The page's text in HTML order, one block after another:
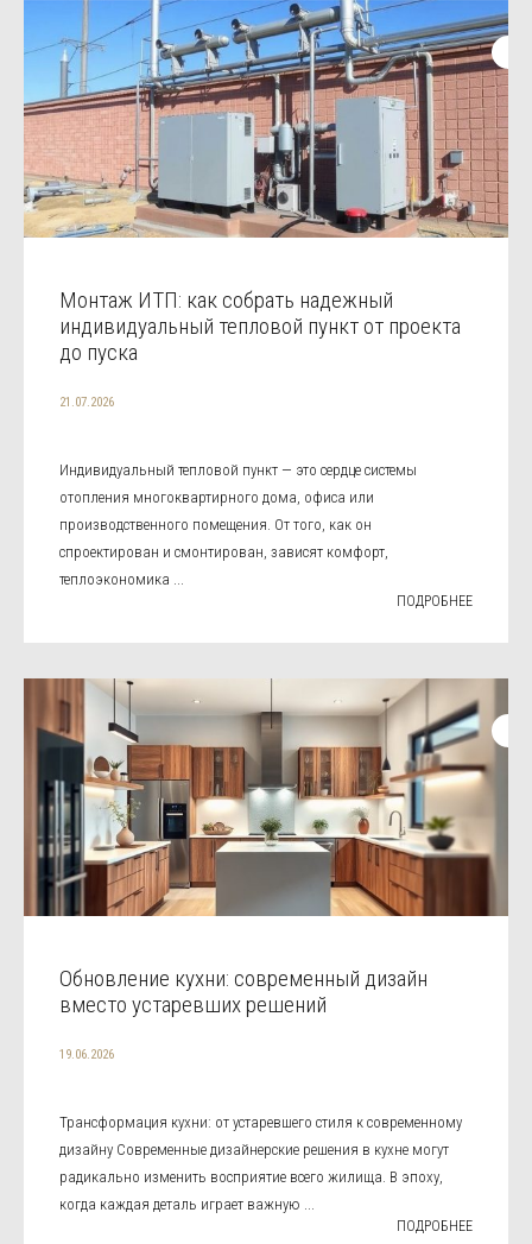
Монтаж ИТП: как собрать надежный
индивидуальный тепловой пункт от проекта
до пуска
21.07.2026
Индивидуальный тепловой пункт — это сердце системы
отопления многоквартирного дома, офиса или
производственного помещения. От того, как он
спроектирован и смонтирован, зависят комфорт,
теплоэкономика ...
ПОДРОБНЕЕ
Обновление кухни: современный дизайн
вместо устаревших решений
19.06.2026
Трансформация кухни: от устаревшего стиля к современному
дизайну Современные дизайнерские решения в кухне могут
радикально изменить восприятие всего жилища. В эпоху,
когда каждая деталь играет важную ...
ПОДРОБНЕЕ